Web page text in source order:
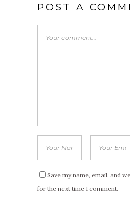
POST A
Save my name, email, and
for the next time I comment.